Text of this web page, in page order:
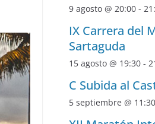
9 agosto @ 20:00 -
IX Carrera del
Sartaguda
15 agosto @ 19:30 -
C Subida al
5 septiembre @ 11:30